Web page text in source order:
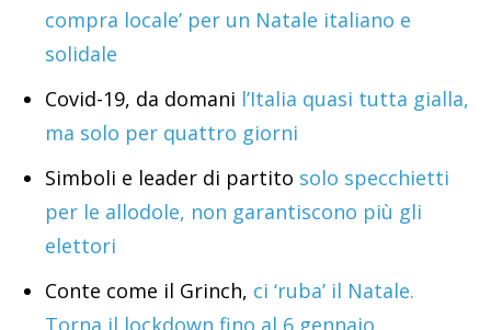
compra locale’ per un Natale italiano e
solidale
Covid-19, da domani l’Italia quasi tutta gialla,
ma solo per quattro giorni
Simboli e leader di partito solo specchietti
per le allodole, non garantiscono più gli
elettori
Conte come il Grinch, ci ‘ruba’ il Natale.
Torna il lockdown fino al 6 gennaio